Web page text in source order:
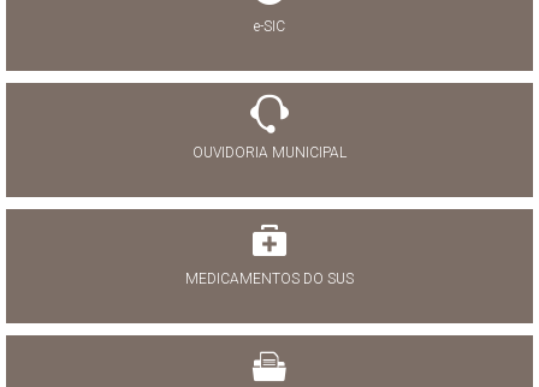
e-SIC
OUVIDORIA MUNICIPAL
MEDICAMENTOS DO SUS